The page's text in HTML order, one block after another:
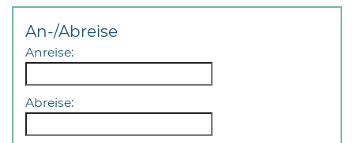
An-/Abreise
Anreise:
Abreise: